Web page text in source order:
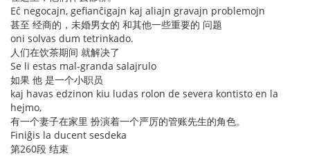
Eĉ negocajn, gefianĉigajn kaj aliajn gravajn problemojn
甚至 经商的，未婚男女的 和其他一些重要的 问题
oni solvas dum tetrinkado.
人们在饮茶期间 就解决了
Se li estas mal-granda salajrulo
如果 他 是一个小职员
kaj havas edzinon kiu ludas rolon de severa kontisto en la
hejmo,
有一个妻子在家里 扮演着一个严厉的管账先生的角色。
Finiĝis la ducent sesdeka
第260段 结束